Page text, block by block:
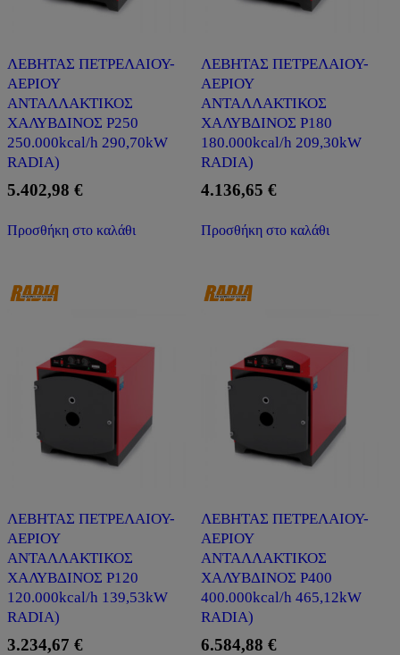
ΛΕΒΗΤΑΣ ΠΕΤΡΕΛΑΙΟΥ-
ΑΕΡΙΟΥ
ΑΝΤΑΛΛΑΚΤΙΚΟΣ
ΧΑΛΥΒΔΙΝΟΣ P250
250.000kcal/h 290,70kW
RADIA)
5.402,98 €
Προσθήκη στο καλάθι
ΛΕΒΗΤΑΣ ΠΕΤΡΕΛΑΙΟΥ-
ΑΕΡΙΟΥ
ΑΝΤΑΛΛΑΚΤΙΚΟΣ
ΧΑΛΥΒΔΙΝΟΣ P180
180.000kcal/h 209,30kW
RADIA)
4.136,65 €
Προσθήκη στο καλάθι
ΛΕΒΗΤΑΣ ΠΕΤΡΕΛΑΙΟΥ-
ΑΕΡΙΟΥ
ΑΝΤΑΛΛΑΚΤΙΚΟΣ
ΧΑΛΥΒΔΙΝΟΣ P120
120.000kcal/h 139,53kW
RADIA)
3.234,67 €
ΛΕΒΗΤΑΣ ΠΕΤΡΕΛΑΙΟΥ-
ΑΕΡΙΟΥ
ΑΝΤΑΛΛΑΚΤΙΚΟΣ
ΧΑΛΥΒΔΙΝΟΣ P400
400.000kcal/h 465,12kW
RADIA)
6.584,88 €